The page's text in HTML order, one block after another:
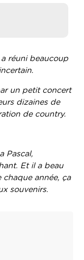
réuni beaucoup
un petit concert
dizaines de
de country.
Pascal,
Et il a beau
année, ça
souvenirs.